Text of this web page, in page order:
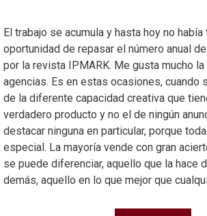
El trabajo se acumula y hasta hoy no
oportunidad de repasar el número anual
por la revista IPMARK. Me gusta mucho
agencias. Es en estas ocasiones, cuando
de la diferente capacidad creativa que
verdadero producto y no el de ningún
destacar ninguna en particular, porque
especial. La mayoría vende con gran
se puede diferenciar, aquello que la hace
demás, aquello en lo que mejor que